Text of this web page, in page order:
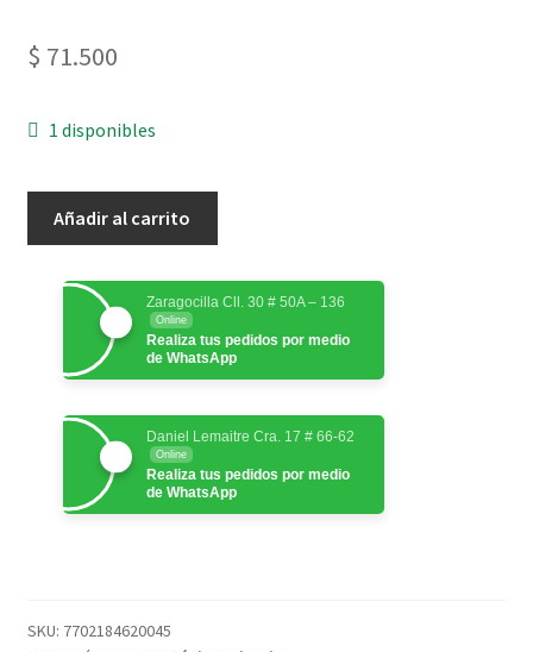
$ 71.500
1 disponibles
Añadir al carrito
Zaragocilla Cll. 30 # 50A – 136
Online
Realiza tus pedidos por medio
de WhatsApp
Daniel Lemaitre Cra. 17 # 66-62
Online
Realiza tus pedidos por medio
de WhatsApp
SKU: 7702184620045